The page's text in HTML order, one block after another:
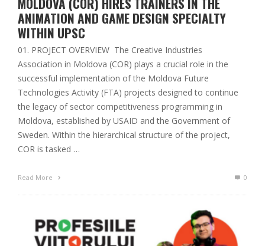
ANIMATION AND GAME DESIGN SPECIALTY
WITHIN UPSC
01. PROJECT OVERVIEW The Creative Industries
Association in Moldova (COR) plays a crucial role in the
successful implementation of the Moldova Future
Technologies Activity (FTA) projects designed to continue
the legacy of sector competitiveness programming in
Moldova, established by USAID and the Government of
Sweden. Within the hierarchical structure of the project,
COR is tasked …
Read More 0